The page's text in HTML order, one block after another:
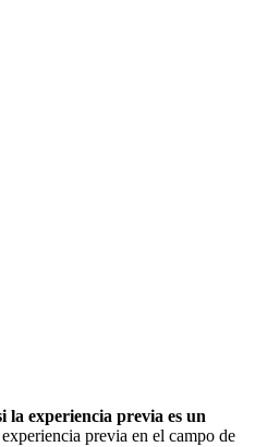
la experiencia previa es un
previa en el campo de